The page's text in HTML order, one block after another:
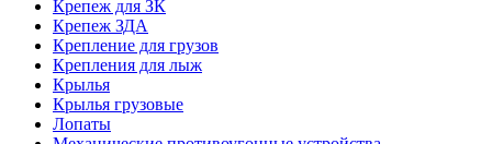
Крепеж для ЗК
Крепеж ЗДА
Крепление для грузов
Крепления для лыж
Крылья
Крылья грузовые
Лопаты